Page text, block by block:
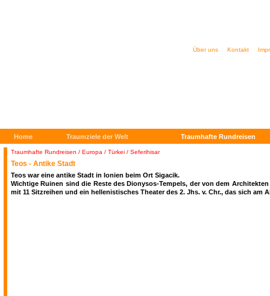
Traumhafte Rundreisen / Europa / Türkei / Seferihisar
Teos - Antike Stadt
Teos war eine antike Stadt in Ionien beim Ort Sigacik.
Wichtige Ruinen sind die Reste des Dionysos-Tempels, der von dem
mit 11 Sitzreihen und ein hellenistisches Theater des 2. Jhs. v. Chr., das sich
Über uns Kontakt
Home Traumziele der Welt Traumhafte Rundreisen